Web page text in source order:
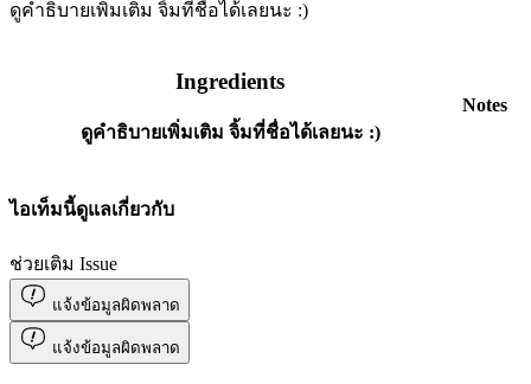
ดูคำธิบายเพิ่มเติม จิ้มที่ชื่อได้เลยนะ :)
Ingredients
ดูคำธิบายเพิ่มเติม จิ้มที่ชื่อได้เลยนะ :)
Notes
ไอเท็มนี้ดูแลเกี่ยวกับ
ช่วยเติม Issue
แจ้งข้อมูลผิดพลาด
แจ้งข้อมูลผิดพลาด